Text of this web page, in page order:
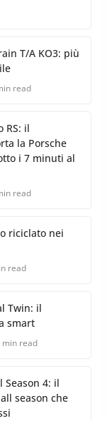
T/A KO3: più
read
RS: il
la Porsche
i 7 minuti al
read
riciclato nei
read
Twin: il
smart
min read
Season 4: il
season che